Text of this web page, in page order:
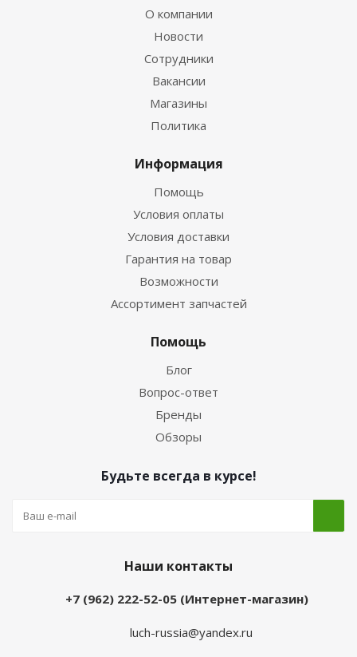
О компании
Новости
Сотрудники
Вакансии
Магазины
Политика
Информация
Помощь
Условия оплаты
Условия доставки
Гарантия на товар
Возможности
Ассортимент запчастей
Помощь
Блог
Вопрос-ответ
Бренды
Обзоры
Будьте всегда в курсе!
Наши контакты
+7 (962) 222-52-05 (Интернет-магазин)
luch-russia@yandex.ru